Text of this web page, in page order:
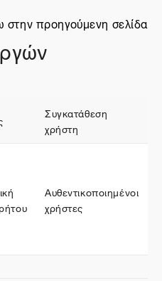
προηγούμενη σελίδα
Συγκατάθεση
χρήστη
Αυθεντικοποιημένοι
χρήστες